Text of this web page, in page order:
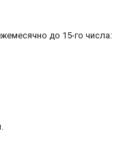
до 15-го числа: